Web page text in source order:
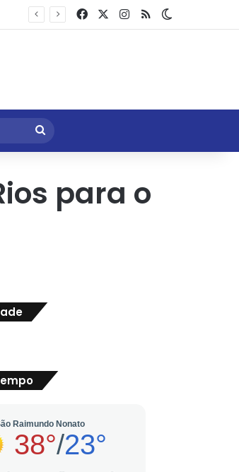
FacebookInstagram
RSS
Procurar
por
para o